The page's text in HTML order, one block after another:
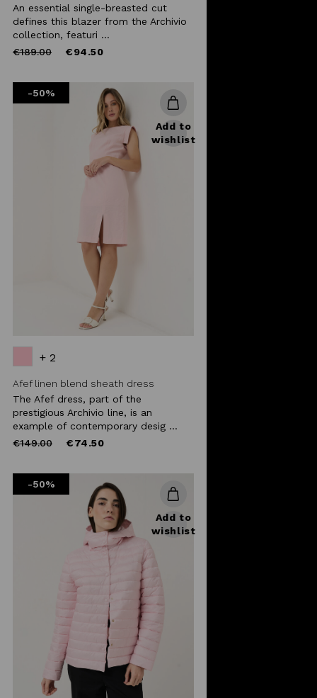
An essential single-breasted cut
defines this blazer from the Archivio
collection, featuri ...
Price
€189.00to €94.50
-50%
Add to
wishlist
+ 2
Afef linen blend sheath dress
The Afef dress, part of the
prestigious Archivio line, is an
example of contemporary desig ...
Price
€149.00to €74.50
-50%
Add to
wishlist